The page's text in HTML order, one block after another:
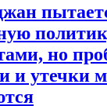
но
и утечки